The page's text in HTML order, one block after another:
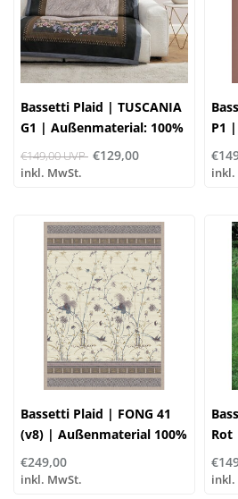
Bassetti Plaid | TUSCANIA
G1 | Außenmaterial: 100%
Baumwolle, Füllung: 100%
Polyester
€149,00 UVP €129,00
inkl. MwSt.
P1
inkl.
Bassetti Plaid | FONG 41
(v8) | Außenmaterial 100%
Baumwolle
€249,00
inkl. MwSt.
Rot
inkl.